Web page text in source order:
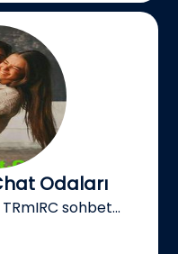
Odaları
sohbet...